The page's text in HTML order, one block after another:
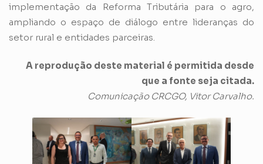
implementação da Reforma Tributária para o agro,
ampliando o espaço de diálogo entre lideranças do
setor rural e entidades parceiras.
A reprodução deste material é permitida desde
que a fonte seja citada.
Comunicação CRCGO, Vitor Carvalho.